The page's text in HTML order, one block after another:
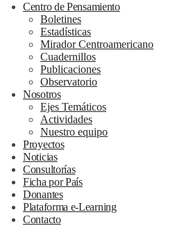
Centro de Pensamiento
Boletines
Estadísticas
Mirador Centroamericano
Cuadernillos
Publicaciones
Observatorio
Nosotros
Ejes Temáticos
Actividades
Nuestro equipo
Proyectos
Noticias
Consultorías
Ficha por País
Donantes
Plataforma e-Learning
Contacto